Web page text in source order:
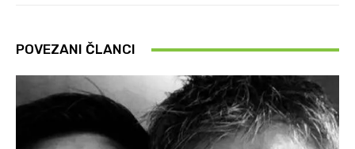
POVEZANI ČLANCI